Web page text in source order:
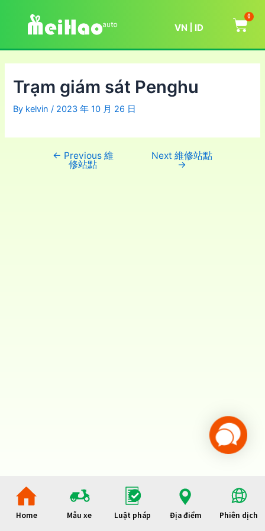
VN ID
0
Trạm giám sát Penghu
By kelvin/ 2023 年 10 月 26 日
← Previous 維
修站點
Next 維修站點
→
Home Mẫu xe Luật pháp Địa điểm Phiên dịch